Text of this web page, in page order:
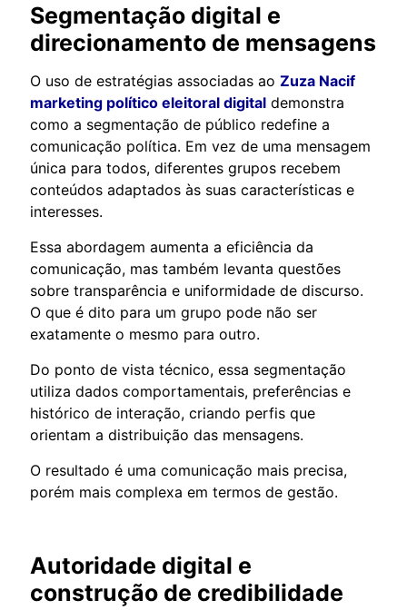
Segmentação digital e
direcionamento de mensagens
O uso de estratégias associadas ao Zuza Nacif
marketing político eleitoral digital demonstra
como a segmentação de público redefine a
comunicação política. Em vez de uma mensagem
única para todos, diferentes grupos recebem
conteúdos adaptados às suas características e
interesses.
Essa abordagem aumenta a eficiência da
comunicação, mas também levanta questões
sobre transparência e uniformidade de discurso.
O que é dito para um grupo pode não ser
exatamente o mesmo para outro.
Do ponto de vista técnico, essa segmentação
utiliza dados comportamentais, preferências e
histórico de interação, criando perfis que
orientam a distribuição das mensagens.
O resultado é uma comunicação mais precisa,
porém mais complexa em termos de gestão.
Autoridade digital e
construção de credibilidade